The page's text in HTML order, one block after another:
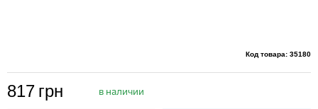
Код товара: 35180
817 грн в наличии